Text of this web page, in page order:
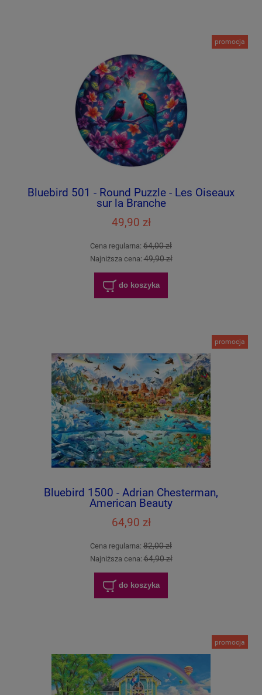
Bluebird 501 - Round Puzzle - Les Oiseaux
sur la Branche
49,90 zł
Cena regularna: 64,00 zł
Najniższa cena:49,90 zł
do koszyka
promocja
Bluebird 1500 - Adrian Chesterman,
American Beauty
64,90 zł
Cena regularna: 82,00 zł
Najniższa cena:64,90 zł
do koszyka
promocja
promocja